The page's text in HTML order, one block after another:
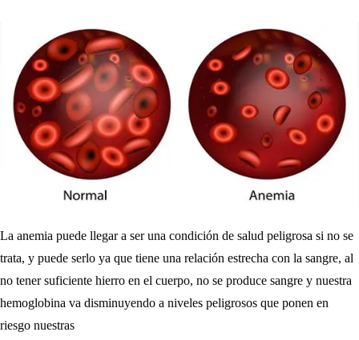
La anemia puede llegar a ser una condición de salud peligrosa si no se
trata, y puede serlo ya que tiene una relación estrecha con la sangre, al
no tener suficiente hierro en el cuerpo, no se produce sangre y nuestra
hemoglobina va disminuyendo a niveles peligrosos que ponen en
riesgo nuestras